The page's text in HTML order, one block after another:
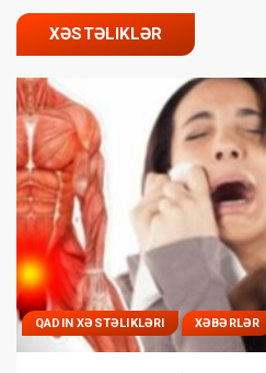
XƏSTƏLIKLƏR
QADIN XƏSTƏLIKLƏRI XƏBƏRLƏR